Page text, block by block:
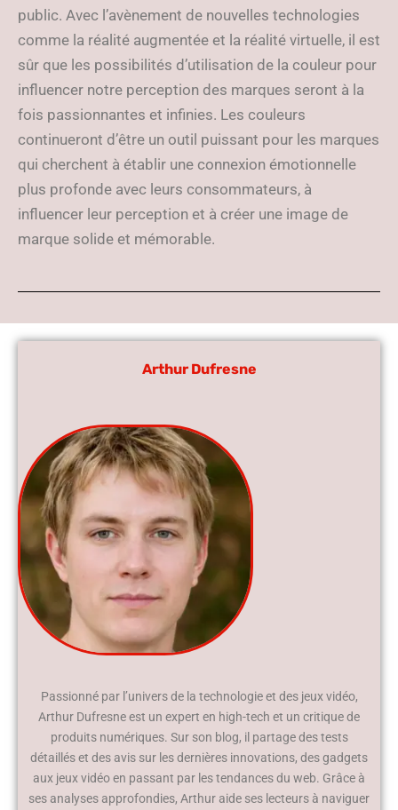
public. Avec l’avènement de nouvelles technologies
comme la réalité augmentée et la réalité virtuelle, il est
sûr que les possibilités d’utilisation de la couleur pour
influencer notre perception des marques seront à la
fois passionnantes et infinies. Les couleurs
continueront d’être un outil puissant pour les marques
qui cherchent à établir une connexion émotionnelle
plus profonde avec leurs consommateurs, à
influencer leur perception et à créer une image de
marque solide et mémorable.
Arthur Dufresne
Passionné par l’univers de la technologie et des jeux vidéo,
Arthur Dufresne est un expert en high-tech et un critique de
produits numériques. Sur son blog, il partage des tests
détaillés et des avis sur les dernières innovations, des gadgets
aux jeux vidéo en passant par les tendances du web. Grâce à
ses analyses approfondies, Arthur aide ses lecteurs à naviguer